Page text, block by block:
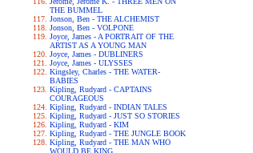
THE BUMMEL
Jonson, Ben - THE ALCHEMIST
Jonson, Ben - VOLPONE
Joyce, James - A PORTRAIT OF THE
ARTIST AS A YOUNG MAN
Joyce, James - DUBLINERS
Joyce, James - ULYSSES
Kingsley, Charles - THE WATER-
BABIES
Kipling, Rudyard - CAPTAINS
COURAGEOUS
Kipling, Rudyard - INDIAN TALES
Kipling, Rudyard - JUST SO STORIES
Kipling, Rudyard - KIM
Kipling, Rudyard - THE JUNGLE BOOK
Kipling, Rudyard - THE MAN WHO
WOULD BE KING